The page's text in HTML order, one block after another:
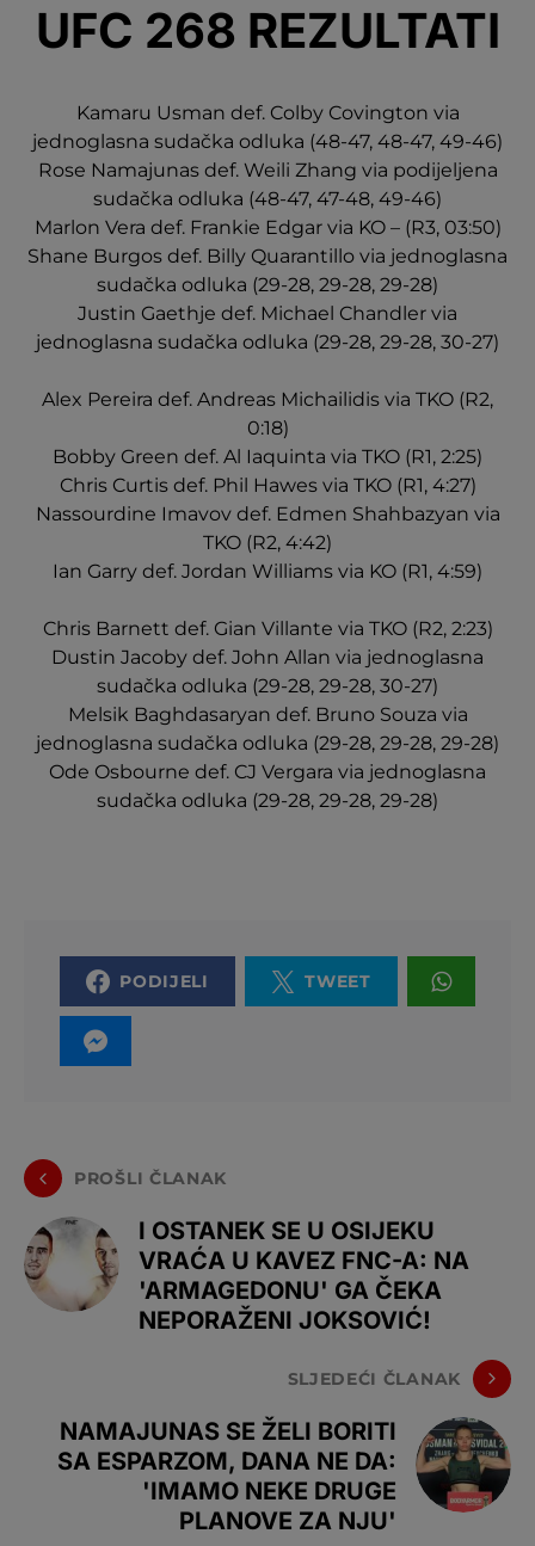
UFC 268 REZULTATI
Kamaru Usman def. Colby Covington via
jednoglasna sudačka odluka (48-47, 48-47, 49-46)
Rose Namajunas def. Weili Zhang via podijeljena
sudačka odluka (48-47, 47-48, 49-46)
Marlon Vera def. Frankie Edgar via KO – (R3, 03:50)
Shane Burgos def. Billy Quarantillo via jednoglasna
sudačka odluka (29-28, 29-28, 29-28)
Justin Gaethje def. Michael Chandler via
jednoglasna sudačka odluka (29-28, 29-28, 30-27)
Alex Pereira def. Andreas Michailidis via TKO (R2,
0:18)
Bobby Green def. Al Iaquinta via TKO (R1, 2:25)
Chris Curtis def. Phil Hawes via TKO (R1, 4:27)
Nassourdine Imavov def. Edmen Shahbazyan via
TKO (R2, 4:42)
Ian Garry def. Jordan Williams via KO (R1, 4:59)
Chris Barnett def. Gian Villante via TKO (R2, 2:23)
Dustin Jacoby def. John Allan via jednoglasna
sudačka odluka (29-28, 29-28, 30-27)
Melsik Baghdasaryan def. Bruno Souza via
jednoglasna sudačka odluka (29-28, 29-28, 29-28)
Ode Osbourne def. CJ Vergara via jednoglasna
sudačka odluka (29-28, 29-28, 29-28)
PODIJELI TWEET
PROŠLI ČLANAK
I OSTANEK SE U OSIJEKU
VRAĆA U KAVEZ FNC-A: NA
'ARMAGEDONU' GA ČEKA
NEPORAŽENI JOKSOVIĆ!
SLJEDEĆI ČLANAK
NAMAJUNAS SE ŽELI BORITI
SA ESPARZOM, DANA NE DA:
'IMAMO NEKE DRUGE
PLANOVE ZA NJU'